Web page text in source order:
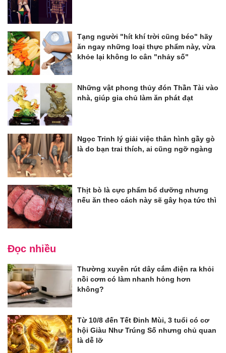
Tạng người "hít khí trời cũng béo" hãy
ăn ngay những loại thực phẩm này, vừa
khỏe lại không lo cân "nhảy số"
Những vật phong thủy đón Thần Tài vào
nhà, giúp gia chủ làm ăn phát đạt
Ngọc Trinh lý giải việc thân hình gầy gò
là do bạn trai thích, ai cũng ngỡ ngàng
Thịt bò là cực phẩm bổ dưỡng nhưng
nếu ăn theo cách này sẽ gây họa tức thì
Đọc nhiều
Thường xuyên rút dây cắm điện ra khỏi
nồi cơm có làm nhanh hỏng hơn
không?
Từ 10/8 đến Tết Đinh Mùi, 3 tuổi có cơ
hội Giàu Như Trúng Số nhưng chủ quan
là dễ lỡ